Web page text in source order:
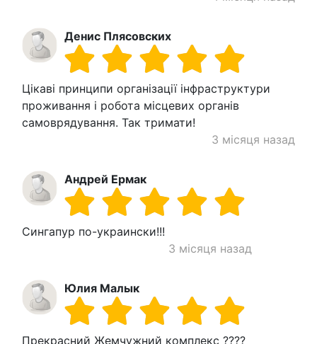
Денис Плясовских
Цікаві принципи організації інфраструктури
проживання і робота місцевих органів
самоврядування. Так тримати!
3 місяця назад
Андрей Ермак
Сингапур по-украински!!!
3 місяця назад
Юлия Малык
Прекрасний Жемчужний комплекс ????